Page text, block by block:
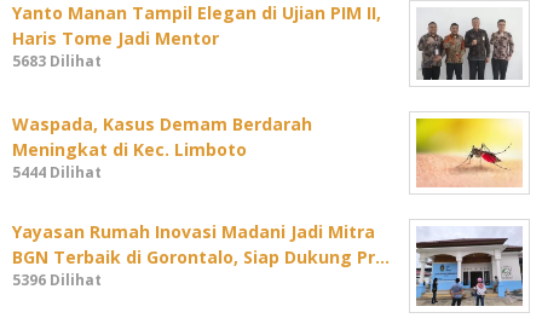
Yanto Manan Tampil Elegan di Ujian PIM II,
Haris Tome Jadi Mentor
5683 Dilihat
Waspada, Kasus Demam Berdarah
Meningkat di Kec. Limboto
5444 Dilihat
Yayasan Rumah Inovasi Madani Jadi Mitra
BGN Terbaik di Gorontalo, Siap Dukung Pr…
5396 Dilihat